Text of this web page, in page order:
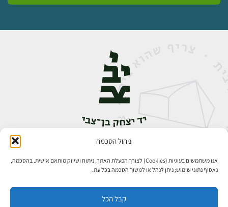
ניהול הסכמה
אנו משתמשים בעוגיות (Cookies) לצורך הפעלת האתר, ניתוח ושיווק מותאם אישית. בהסכמה,
נאסוף נתוני שימוש; ניתן לנהל או למשוך הסכמה בכל עת.
קבל הכל
אבן גבירול 14, רחביה, ירושלים